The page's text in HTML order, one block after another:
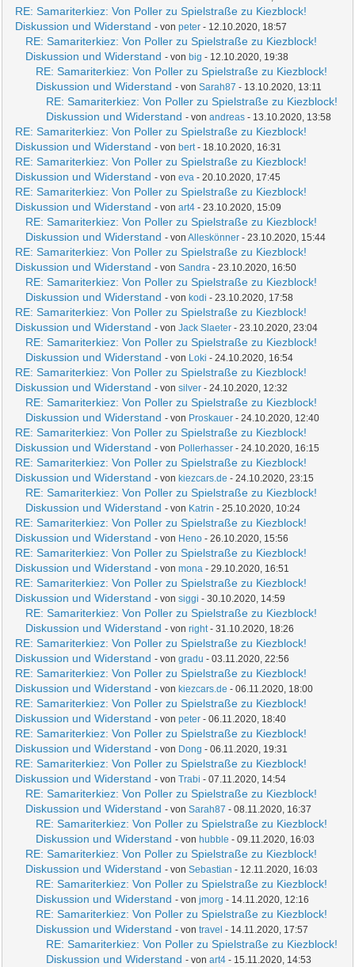
RE: Samariterkiez: Von Poller zu Spielstraße zu Kiezblock!
Diskussion und Widerstand - vonpeter - 12.10.2020, 18:57
RE: Samariterkiez: Von Poller zu Spielstraße zu Kiezblock!
Diskussion und Widerstand - von big - 12.10.2020, 19:38
RE: Samariterkiez: Von Poller zu Spielstraße zu Kiezblock!
Diskussion und Widerstand - vonSarah87 - 13.10.2020, 13:11
RE: Samariterkiez: Von Poller zu Spielstraße zu Kiezblock!
Diskussion und Widerstand - vonandreas - 13.10.2020, 13:58
RE: Samariterkiez: Von Poller zu Spielstraße zu Kiezblock!
Diskussion und Widerstand - von bert- 18.10.2020, 16:31
RE: Samariterkiez: Von Poller zu Spielstraße zu Kiezblock!
Diskussion und Widerstand - voneva - 20.10.2020, 17:45
RE: Samariterkiez: Von Poller zu Spielstraße zu Kiezblock!
Diskussion und Widerstand - vonart4 - 23.10.2020, 15:09
RE: Samariterkiez: Von Poller zu Spielstraße zu Kiezblock!
Diskussion und Widerstand - vonAlleskönner - 23.10.2020, 15:44
RE: Samariterkiez: Von Poller zu Spielstraße zu Kiezblock!
Diskussion und Widerstand - vonSandra - 23.10.2020, 16:50
RE: Samariterkiez: Von Poller zu Spielstraße zu Kiezblock!
Diskussion und Widerstand - von kodi - 23.10.2020, 17:58
RE: Samariterkiez: Von Poller zu Spielstraße zu Kiezblock!
Diskussion und Widerstand - vonJack Slaeter - 23.10.2020, 23:04
RE: Samariterkiez: Von Poller zu Spielstraße zu Kiezblock!
Diskussion und Widerstand - von Loki - 24.10.2020, 16:54
RE: Samariterkiez: Von Poller zu Spielstraße zu Kiezblock!
Diskussion und Widerstand - vonsilver - 24.10.2020, 12:32
RE: Samariterkiez: Von Poller zu Spielstraße zu Kiezblock!
Diskussion und Widerstand - von Proskauer - 24.10.2020, 12:40
RE: Samariterkiez: Von Poller zu Spielstraße zu Kiezblock!
Diskussion und Widerstand - von Pollerhasser - 24.10.2020, 16:15
RE: Samariterkiez: Von Poller zu Spielstraße zu Kiezblock!
Diskussion und Widerstand - von kiezcars.de - 24.10.2020, 23:15
RE: Samariterkiez: Von Poller zu Spielstraße zu Kiezblock!
Diskussion und Widerstand - von Katrin - 25.10.2020, 10:24
RE: Samariterkiez: Von Poller zu Spielstraße zu Kiezblock!
Diskussion und Widerstand - von Heno - 26.10.2020, 15:56
RE: Samariterkiez: Von Poller zu Spielstraße zu Kiezblock!
Diskussion und Widerstand - vonmona - 29.10.2020, 16:51
RE: Samariterkiez: Von Poller zu Spielstraße zu Kiezblock!
Diskussion und Widerstand - vonsiggi - 30.10.2020, 14:59
RE: Samariterkiez: Von Poller zu Spielstraße zu Kiezblock!
Diskussion und Widerstand - vonright- 31.10.2020, 18:26
RE: Samariterkiez: Von Poller zu Spielstraße zu Kiezblock!
Diskussion und Widerstand - vongradu - 03.11.2020, 22:56
RE: Samariterkiez: Von Poller zu Spielstraße zu Kiezblock!
Diskussion und Widerstand - von kiezcars.de - 06.11.2020, 18:00
RE: Samariterkiez: Von Poller zu Spielstraße zu Kiezblock!
Diskussion und Widerstand - vonpeter - 06.11.2020, 18:40
RE: Samariterkiez: Von Poller zu Spielstraße zu Kiezblock!
Diskussion und Widerstand - von Dong - 06.11.2020, 19:31
RE: Samariterkiez: Von Poller zu Spielstraße zu Kiezblock!
Diskussion und Widerstand - vonTrabi - 07.11.2020, 14:54
RE: Samariterkiez: Von Poller zu Spielstraße zu Kiezblock!
Diskussion und Widerstand - vonSarah87 - 08.11.2020, 16:37
RE: Samariterkiez: Von Poller zu Spielstraße zu Kiezblock!
Diskussion und Widerstand - von hubble - 09.11.2020, 16:03
RE: Samariterkiez: Von Poller zu Spielstraße zu Kiezblock!
Diskussion und Widerstand - vonSebastian - 12.11.2020, 16:03
RE: Samariterkiez: Von Poller zu Spielstraße zu Kiezblock!
Diskussion und Widerstand - vonjmorg - 14.11.2020, 12:16
RE: Samariterkiez: Von Poller zu Spielstraße zu Kiezblock!
Diskussion und Widerstand - vontravel - 14.11.2020, 17:57
RE: Samariterkiez: Von Poller zu Spielstraße zu Kiezblock!
Diskussion und Widerstand - vonart4 - 15.11.2020, 14:53